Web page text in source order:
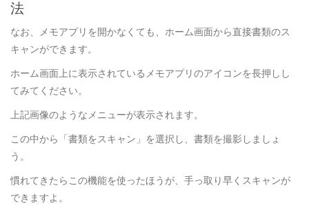
法
なお、メモアプリを開かなくても、ホーム画面から直接書類のス
キャンができます。
ホーム画面上に表示されているメモアプリのアイコンを長押しし
てみてください。
上記画像のようなメニューが表示されます。
この中から「書類をスキャン」を選択し、書類を撮影しましょ
う。
慣れてきたらこの機能を使ったほうが、手っ取り早くスキャンが
できますよ。